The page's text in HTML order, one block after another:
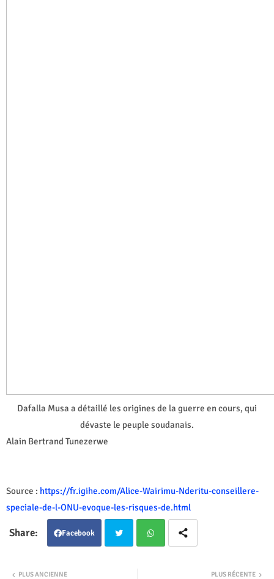
Dafalla Musa a détaillé les origines de la guerre en cours, qui
dévaste le peuple soudanais.
Alain Bertrand Tunezerwe
Source : https://fr.igihe.com/Alice-Wairimu-Nderitu-conseillere-
speciale-de-l-ONU-evoque-les-risques-de.html
Facebook
PLUS RÉCENTE
PLUS ANCIENNE